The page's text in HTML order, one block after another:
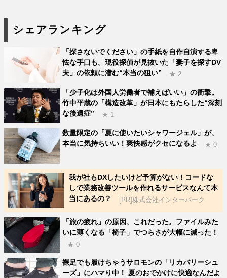
シェアランキング
「探さないでください」の手紙を自作自演する卑
怯な手口も。現役探偵が見抜いた「妻子を探すDV
夫」の依頼に潜む“本当の狙い”
★ 2
「少子化は外国人労働者で補えばいい」の衝撃。
竹中平蔵の「構造改革」が日本にもたらした“深刻
な後遺症”
★ 1
数量限定の「夏に使いたいシャワージェル」が、
本当に気持ちいい！爽快感がクセになるよ
★ 0
我が社もDXしたいけど予算がない！コードな
しで業務改善ツールを作れるサービスなんて本
当にあるの？
[PR]株式会社インターパーク
「旅の疲れ」の原因、これだった。ファイルみた
いに薄くなる「椅子」でつらさが大幅に減った！
★ 0
裸足でも履けちゃうサロモンの「リカバリーシュ
ーズ」にハマり中！ 夏のおでかけに快適なんだよ